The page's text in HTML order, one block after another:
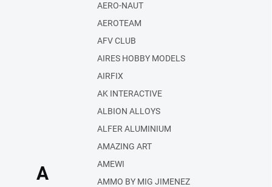
A
AERO-NAUT
AEROTEAM
AFV CLUB
AIRES HOBBY MODELS
AIRFIX
AK INTERACTIVE
ALBION ALLOYS
ALFER ALUMINIUM
AMAZING ART
AMEWI
AMMO BY MIG JIMENEZ